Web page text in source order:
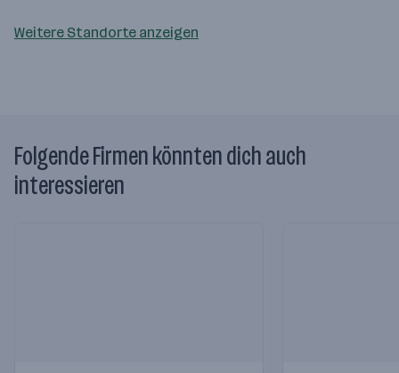
Weitere Standorte anzeigen
Folgende Firmen könnten dich auch
interessieren